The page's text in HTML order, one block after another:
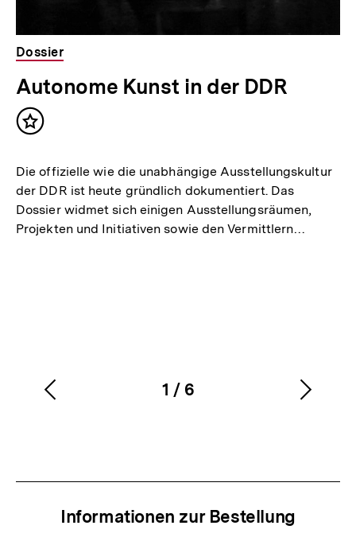
Dossier
Autonome Kunst in der DDR
Inhalt
Die offizielle wie die unabhängige Ausstellungskultur
der DDR ist heute gründlich dokumentiert. Das
Dossier widmet sich einigen Ausstellungsräumen,
Projekten und Initiativen sowie den Vermittlern…
Karussellinhalt
1
von
/ 6
Vorherigen
Informationen zur Bestellung